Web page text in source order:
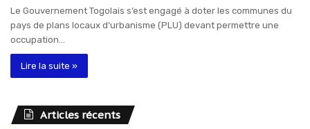
Le Gouvernement Togolais s’est engagé à doter les communes du
pays de plans locaux d’urbanisme (PLU) devant permettre une
occupation…
Lire la suite »
Articles récents